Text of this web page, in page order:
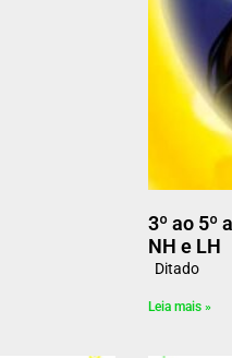
3º ao 5º
NH e LH
Ditado
Leia mais »